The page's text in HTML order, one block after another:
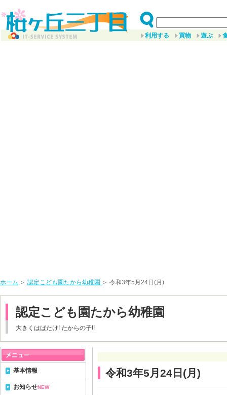
利用する 買物 遊ぶ
ホーム ＞ 認定こども園たから幼稚園 ＞ 令和3年5月24日(月)
認定こども園たから幼稚園
大きくはばたけ! たからの子!!
令和3年5月24日(月)
基本情報
お知らせNEW